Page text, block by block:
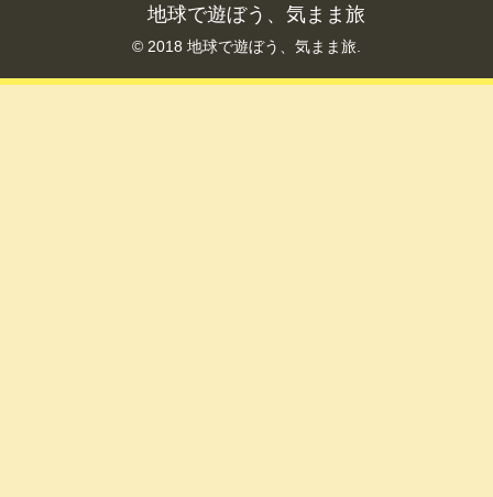
地球で遊ぼう、気まま旅
© 2018 地球で遊ぼう、気まま旅.